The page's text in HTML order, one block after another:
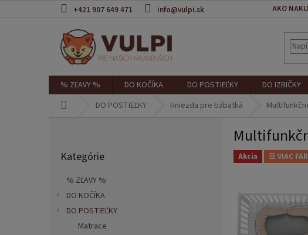
+421 907 649 471 info@vulpi.sk AKO
% ZĽAVY % DO KOČÍKA DO POSTIEĽKY DO IZBIČKY
DO POSTIEĽKY Hniezda pre bábätká
kategórie
Kategórie
% ZĽAVY %
DO KOČÍKA
DO POSTIEĽKY
Matrace
Akcia ☰ VIAC